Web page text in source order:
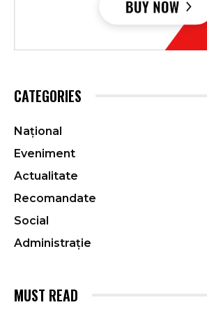
CATEGORIES
Național
Eveniment
Actualitate
Recomandate
Social
Administrație
MUST READ